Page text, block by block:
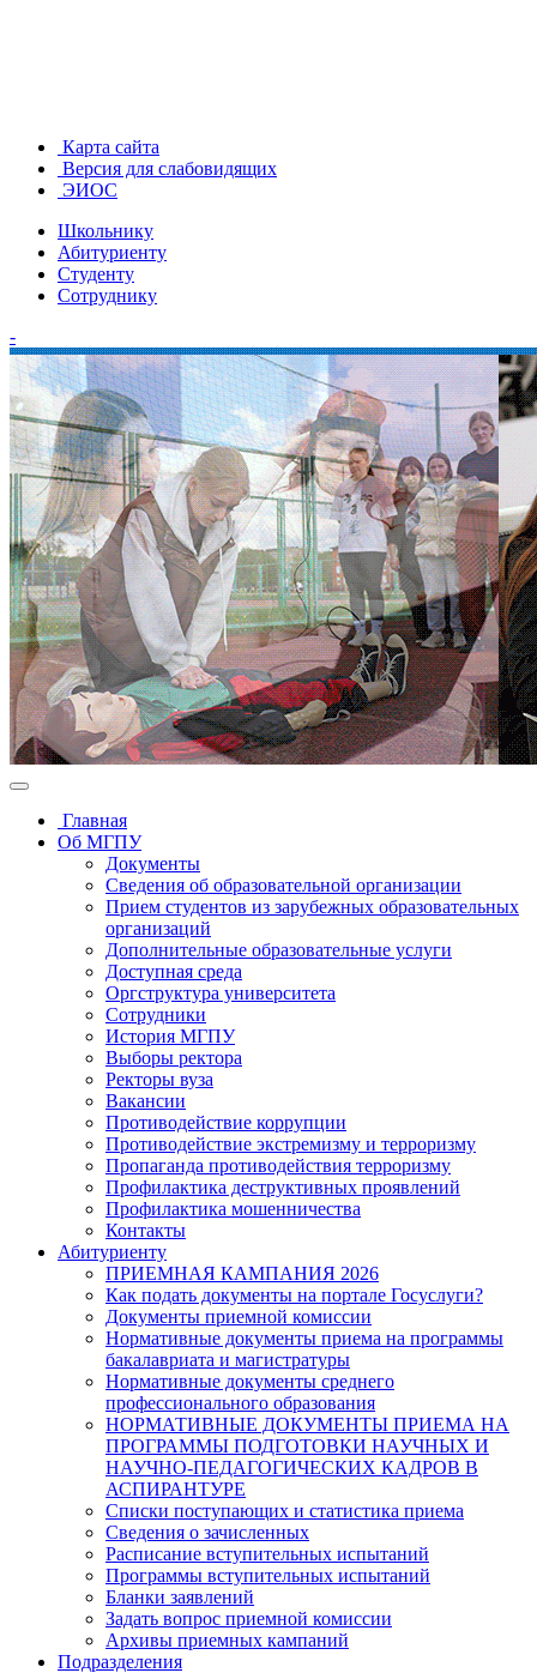
Карта сайта
Версия для слабовидящих
ЭИОС
Школьнику
Абитуриенту
Студенту
Сотруднику
-
Главная
Об МГПУ
Документы
Сведения об образовательной организации
Прием студентов из зарубежных образовательных
организаций
Дополнительные образовательные услуги
Доступная среда
Оргструктура университета
Сотрудники
История МГПУ
Выборы ректора
Ректоры вуза
Вакансии
Противодействие коррупции
Противодействие экстремизму и терроризму
Пропаганда противодействия терроризму
Профилактика деструктивных проявлений
Профилактика мошенничества
Контакты
Абитуриенту
ПРИЕМНАЯ КАМПАНИЯ 2026
Как подать документы на портале Госуслуги?
Документы приемной комиссии
Нормативные документы приема на программы
бакалавриата и магистратуры
Нормативные документы среднего
профессионального образования
НОРМАТИВНЫЕ ДОКУМЕНТЫ ПРИЕМА НА
ПРОГРАММЫ ПОДГОТОВКИ НАУЧНЫХ И
НАУЧНО-ПЕДАГОГИЧЕСКИХ КАДРОВ В
АСПИРАНТУРЕ
Списки поступающих и статистика приема
Сведения о зачисленных
Расписание вступительных испытаний
Программы вступительных испытаний
Бланки заявлений
Задать вопрос приемной комиссии
Архивы приемных кампаний
Подразделения